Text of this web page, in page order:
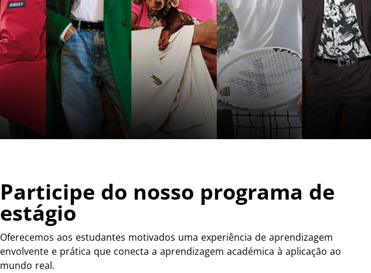
Participe do nosso programa de
estágio
Oferecemos aos estudantes motivados uma experiência de aprendizagem
envolvente e prática que conecta a aprendizagem académica à aplicação ao
mundo real.